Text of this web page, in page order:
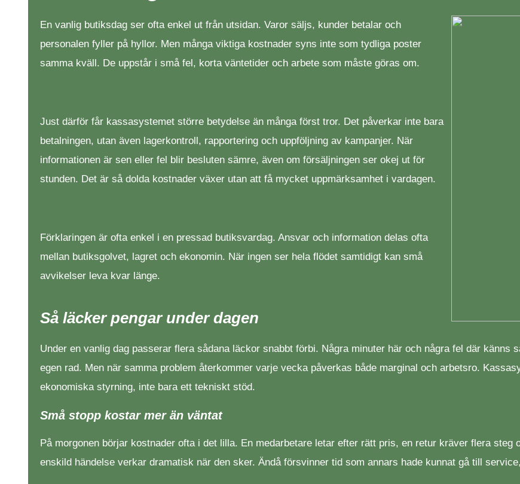
En vanlig butiksdag ser ofta enkel ut från utsidan. Varor säljs, kunder betalar och
personalen fyller på hyllor. Men många viktiga kostnader syns inte som tydliga poster
samma kväll. De uppstår i små fel, korta väntetider och arbete som måste göras om.
Just därför får kassasystemet större betydelse än många först tror. Det påverkar inte bara
betalningen, utan även lagerkontroll, rapportering och uppföljning av kampanjer. När
informationen är sen eller fel blir besluten sämre, även om försäljningen ser okej ut för
stunden. Det är så dolda kostnader växer utan att få mycket uppmärksamhet i vardagen.
Förklaringen är ofta enkel i en pressad butiksvardag. Ansvar och information delas ofta
mellan butiksgolvet, lagret och ekonomin. När ingen ser hela flödet samtidigt kan små
avvikelser leva kvar länge.
Så läcker pengar under dagen
Under en vanlig dag passerar flera sådana läckor snabbt förbi. Några minuter här och några fel där känns
egen rad. Men när samma problem återkommer varje vecka påverkas både marginal och arbetsro.
ekonomiska styrning, inte bara ett tekniskt stöd.
Små stopp kostar mer än väntat
På morgonen börjar kostnader ofta i det lilla. En medarbetare letar efter rätt pris, en retur kräver flera steg
enskild händelse verkar dramatisk när den sker. Ändå försvinner tid som annars hade kunnat gå till